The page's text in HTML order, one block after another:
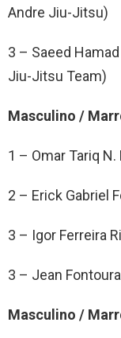
Andre Jiu-Jitsu)
3 – Saeed
Jiu-Jitsu Team)
Masculino /
1 – Omar Tariq
2 – Erick Gabriel
3 – Igor Ferreira
3 – Jean
Masculino /